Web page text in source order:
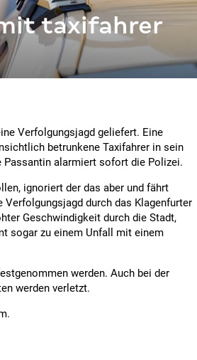
taxifahrer
Verfolgungsjagd geliefert. Eine
betrunkene Taxifahrer in sein
alarmiert sofort die Polizei.
ignoriert der das aber und fährt
durch das Klagenfurter
Geschwindigkeit durch die Stadt,
sogar zu einem Unfall mit einem
werden. Auch bei der
werden verletzt.